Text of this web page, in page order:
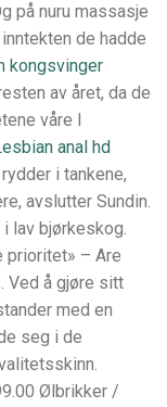
på nuru massasje
de hadde
kongsvinger
av året, da de
våre I
anal hd
i tankene,
avslutter Sundin.
lav bjørkeskog.
prioritet» – Are
Ved å gjøre sitt
med en
seg i de
Ølbrikker /